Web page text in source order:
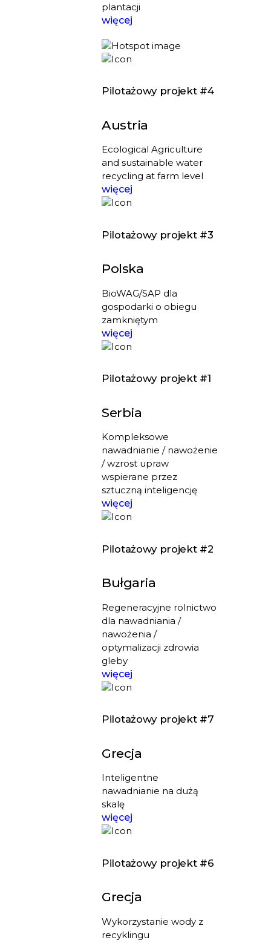
plantacji
więcej
Pilotażowy projekt #4
Austria
Ecological Agriculture
and sustainable water
recycling at farm level
więcej
Pilotażowy projekt #3
Polska
BioWAG/SAP dla
gospodarki o obiegu
zamkniętym
więcej
Pilotażowy projekt #1
Serbia
Kompleksowe
nawadnianie / nawożenie
/ wzrost upraw
wspierane przez
sztuczną inteligencję
więcej
Pilotażowy projekt #2
Bułgaria
Regeneracyjne rolnictwo
dla nawadniania /
nawożenia /
optymalizacji zdrowia
gleby
więcej
Pilotażowy projekt #7
Grecja
Inteligentne
nawadnianie na dużą
skalę
więcej
Pilotażowy projekt #6
Grecja
Wykorzystanie wody z
recyklingu